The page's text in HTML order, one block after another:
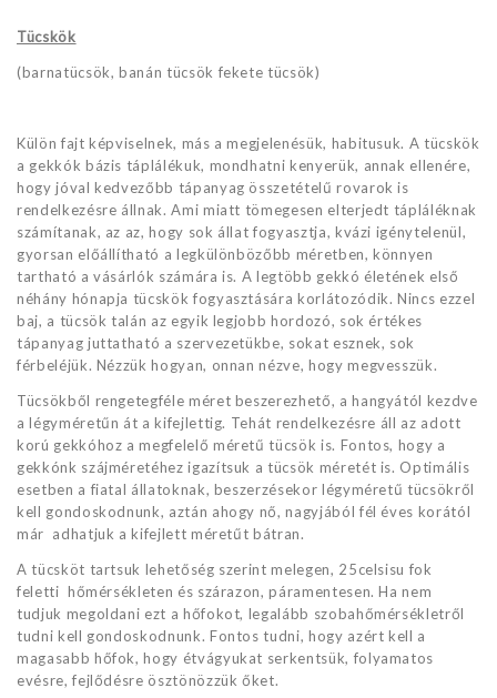
Tücskök
(barnatücsök, banán tücsök fekete tücsök)
Külön fajt képviselnek, más a megjelenésük, habitusuk. A tücskök
a gekkók bázis táplálékuk, mondhatni kenyerük, annak ellenére,
hogy jóval kedvezőbb tápanyag összetételű rovarok is
rendelkezésre állnak. Ami miatt tömegesen elterjedt tápláléknak
számítanak, az az, hogy sok állat fogyasztja, kvázi igénytelenül,
gyorsan előállítható a legkülönbözőbb méretben, könnyen
tartható a vásárlók számára is. A legtöbb gekkó életének első
néhány hónapja tücskök fogyasztására korlátozódik. Nincs ezzel
baj, a tücsök talán az egyik legjobb hordozó, sok értékes
tápanyag juttatható a szervezetükbe, sokat esznek, sok
férbeléjük. Nézzük hogyan, onnan nézve, hogy megvesszük.
Tücsökből rengetegféle méret beszerezhető, a hangyától kezdve
a légyméretűn át a kifejlettig. Tehát rendelkezésre áll az adott
korú gekkóhoz a megfelelő méretű tücsök is. Fontos, hogy a
gekkónk szájméretéhez igazítsuk a tücsök méretét is. Optimális
esetben a fiatal állatoknak, beszerzésekor légyméretű tücsökről
kell gondoskodnunk, aztán ahogy nő, nagyjából fél éves korától
már adhatjuk a kifejlett méretűt bátran.
A tücsköt tartsuk lehetőség szerint melegen, 25celsisu fok
feletti hőmérsékleten és szárazon, páramentesen. Ha nem
tudjuk megoldani ezt a hőfokot, legalább szobahőmérsékletről
tudni kell gondoskodnunk. Fontos tudni, hogy azért kell a
magasabb hőfok, hogy étvágyukat serkentsük, folyamatos
evésre, fejlődésre ösztönözzük őket.